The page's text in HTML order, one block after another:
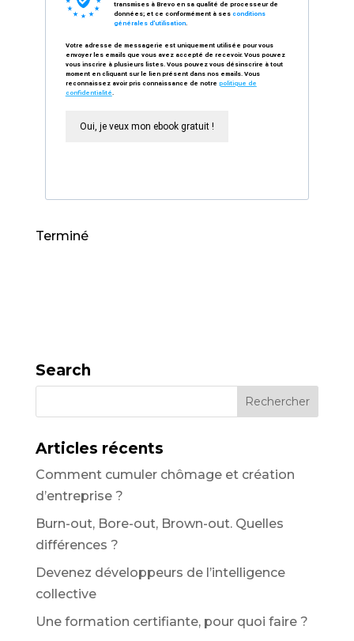
transmises à Brevo en sa qualité de processeur de
données; et ce conformément à ses conditions
générales d'utilisation.
Votre adresse de messagerie est uniquement utilisée pour vous
envoyer les emails que vous avez accepté de recevoir. Vous pouvez
vous inscrire à plusieurs listes. Vous pouvez vous désinscrire à tout
moment en cliquant sur le lien présent dans nos emails. Vous
reconnaissez avoir pris connaissance de notre politique de
confidentialité.
Oui, je veux mon ebook gratuit !
Terminé
Search
Articles récents
Comment cumuler chômage et création
d’entreprise ?
Burn-out, Bore-out, Brown-out. Quelles
différences ?
Devenez développeurs de l’intelligence
collective
Une formation certifiante, pour quoi faire ?